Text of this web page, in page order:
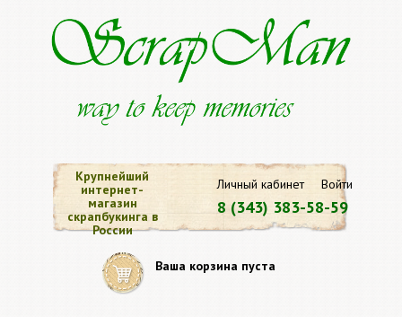
Личный кабинет Войти
8 (343) 383-58-59
Крупнейший
интернет-
магазин
скрапбукинга в
России
Ваша корзина пуста